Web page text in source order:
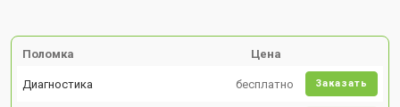
Поломка Цена
Диагностика бесплатно Заказать